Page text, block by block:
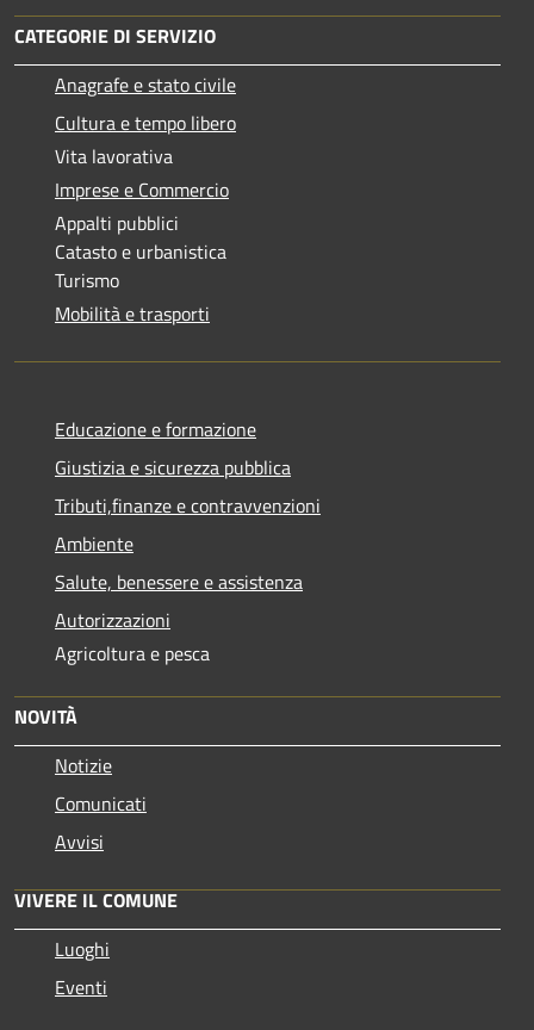
CATEGORIE DI SERVIZIO
Anagrafe e stato civile
Cultura e tempo libero
Vita lavorativa
Imprese e Commercio
Appalti pubblici
Catasto e urbanistica
Turismo
Mobilità e trasporti
Educazione e formazione
Giustizia e sicurezza pubblica
Tributi,finanze e contravvenzioni
Ambiente
Salute, benessere e assistenza
Autorizzazioni
Agricoltura e pesca
NOVITÀ
Notizie
Comunicati
Avvisi
VIVERE IL COMUNE
Luoghi
Eventi